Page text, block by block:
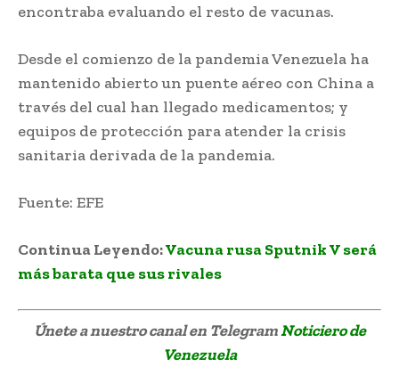
encontraba evaluando el resto de vacunas.
Desde el comienzo de la pandemia Venezuela ha
mantenido abierto un puente aéreo con China a
través del cual han llegado medicamentos; y
equipos de protección para atender la crisis
sanitaria derivada de la pandemia.
Fuente: EFE
Continua Leyendo:Vacuna rusa Sputnik V será
más barata que sus rivales
Únete a nuestro canal en TelegramNoticiero de
Venezuela